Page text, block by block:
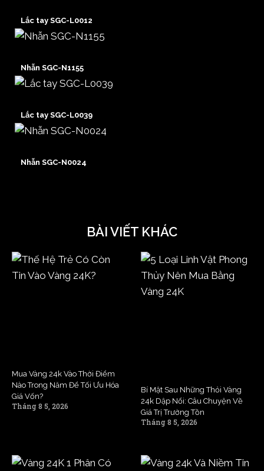
Lắc tay SGC-L0012
Nhẫn SGC-N1155
Lắc tay SGC-L0039
Nhẫn SGC-N0024
BÀI VIẾT KHÁC
Mua Vàng 24k Vào Thời Điểm
Nào Trong Năm Để Tối Ưu Hóa
Giá Vốn?
Tháng 8 5, 2026
Bí Mật Sau Những Thỏi Vàng
24k Dập Nổi: Câu Chuyện Về
Giá Trị Trường Tồn
Tháng 8 5, 2026